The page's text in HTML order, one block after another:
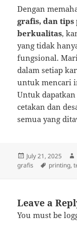
Dengan
grafis, dan
berkualitas,
yang tidak
fungsional.
dalam setiap
untuk mencari
Untuk
cetakan dan
semua yang
Posted
on
July 21, 2025
grafis
Tags
printing,
Leave a
You must be